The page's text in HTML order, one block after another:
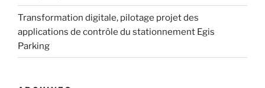
Transformation digitale, pilotage projet des
applications de contrôle du stationnement Egis
Parking